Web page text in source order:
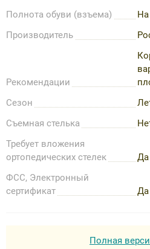
Полнота обуви (взъема)
Производитель
Рекомендации
Сезон
Съемная стелька
Требует вложения
ортопедических стелек
Да
ФСС, Электронный
сертификат
Да
Полная